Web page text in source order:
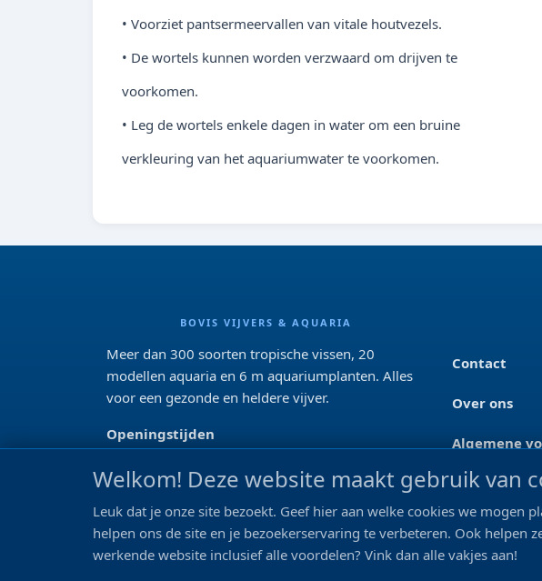
• Voorziet pantsermeervallen van vitale houtvezels.
• De wortels kunnen worden verzwaard om drijven te
voorkomen.
• Leg de wortels enkele dagen in water om een bruine
verkleuring van het aquariumwater te voorkomen.
BOVIS VIJVERS & AQUARIA
Meer dan 300 soorten tropische vissen, 20
modellen aquaria en 6 m aquariumplanten. Alles
voor een gezonde en heldere vijver.
Openingstijden
Za: 09:00 - 17:00
REVIEWS
Contact
Over ons
Algemene
Blog & tips
Merken
Welkom! Deze website maakt gebruik van
Leuk dat je onze site bezoekt. Geef hier aan welke cookies we mogen
helpen ons de site en je bezoekerservaring te verbeteren. Ook
werkende website inclusief alle voordelen? Vink dan alle vakjes aan!